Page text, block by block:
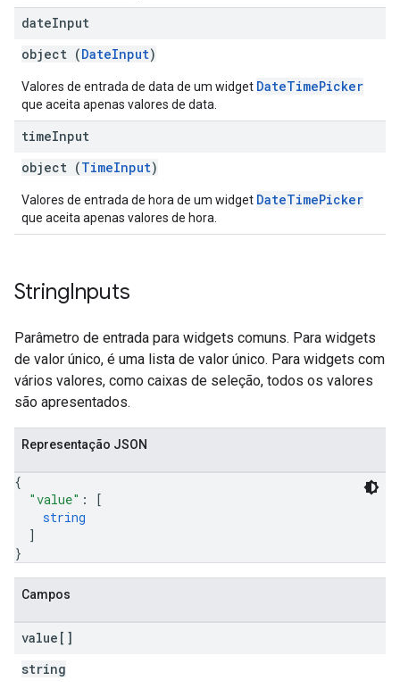
dateInput
object (DateInput)
Valores de entrada de data de um widget DateTimePicker
que aceita apenas valores de data.
timeInput
object (TimeInput)
Valores de entrada de hora de um widget DateTimePicker
que aceita apenas valores de hora.
StringInputs
Parâmetro de entrada para widgets comuns. Para widgets
de valor único, é uma lista de valor único. Para widgets com
vários valores, como caixas de seleção, todos os valores
são apresentados.
Representação JSON
{
"value" :
[
string
]
}
Campos
value[]
string